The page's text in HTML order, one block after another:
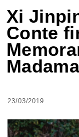
Xi
Conte
23/03/2019